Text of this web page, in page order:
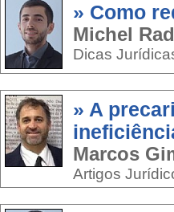
» Como
Michel
Dicas
» A
Marcos
Artigos